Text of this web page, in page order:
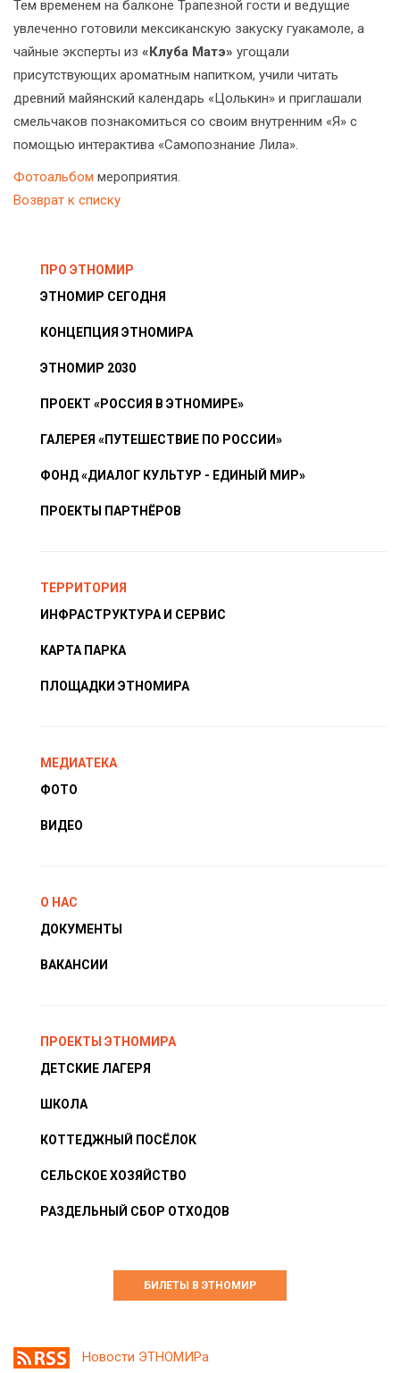
Тем временем на балконе Трапезной гости и ведущие
увлеченно готовили мексиканскую закуску гуакамоле, а
чайные эксперты из «Клуба Матэ» угощали
присутствующих ароматным напитком, учили читать
древний майянский календарь «Цолькин» и приглашали
смельчаков познакомиться со своим внутренним «Я» с
помощью интерактива «Самопознание Лила».
Фотоальбом мероприятия.
Возврат к списку
ПРО ЭТНОМИР
ЭТНОМИР СЕГОДНЯ
КОНЦЕПЦИЯ ЭТНОМИРА
ЭТНОМИР 2030
ПРОЕКТ «РОССИЯ В ЭТНОМИРЕ»
ГАЛЕРЕЯ «ПУТЕШЕСТВИЕ ПО РОССИИ»
ФОНД «ДИАЛОГ КУЛЬТУР - ЕДИНЫЙ МИР»
ПРОЕКТЫ ПАРТНЁРОВ
ТЕРРИТОРИЯ
ИНФРАСТРУКТУРА И СЕРВИС
КАРТА ПАРКА
ПЛОЩАДКИ ЭТНОМИРА
МЕДИАТЕКА
ФОТО
ВИДЕО
О НАС
ДОКУМЕНТЫ
ВАКАНСИИ
ПРОЕКТЫ ЭТНОМИРА
ДЕТСКИЕ ЛАГЕРЯ
ШКОЛА
КОТТЕДЖНЫЙ ПОСЁЛОК
СЕЛЬСКОЕ ХОЗЯЙСТВО
РАЗДЕЛЬНЫЙ СБОР ОТХОДОВ
БИЛЕТЫ В ЭТНОМИР
Новости ЭТНОМИРа